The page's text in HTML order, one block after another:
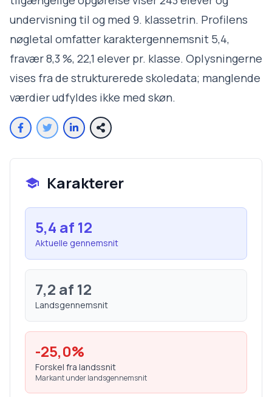
undervisning til og med 9. klassetrin. Profilens
nøgletal omfatter karaktergennemsnit 5,4,
fravær 8,3 %, 22,1 elever pr. klasse. Oplysningerne
vises fra de strukturerede skoledata; manglende
værdier udfyldes ikke med skøn.
Karakterer
5,4 af 12
Aktuelle gennemsnit
7,2 af 12
Landsgennemsnit
-25,0%
Forskel fra landssnit
Markant under landsgennemsnit